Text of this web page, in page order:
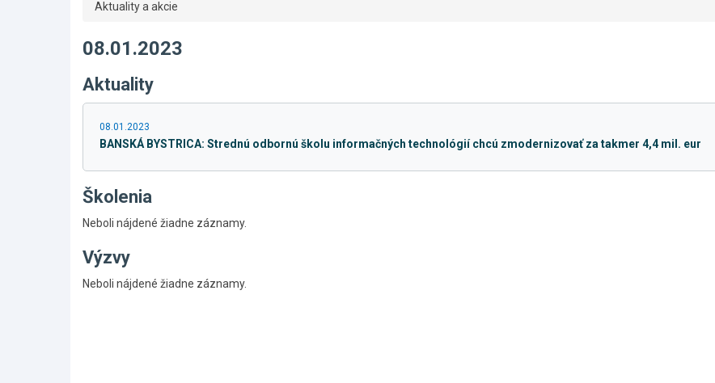
Aktuality a akcie
08.01.2023
Aktuality
08.01.2023
BANSKÁ BYSTRICA: Strednú odbornú školu informačných technológií chcú zmodernizovať za takmer 4,4 mil. eur
Školenia
Neboli nájdené žiadne záznamy.
Výzvy
Neboli nájdené žiadne záznamy.